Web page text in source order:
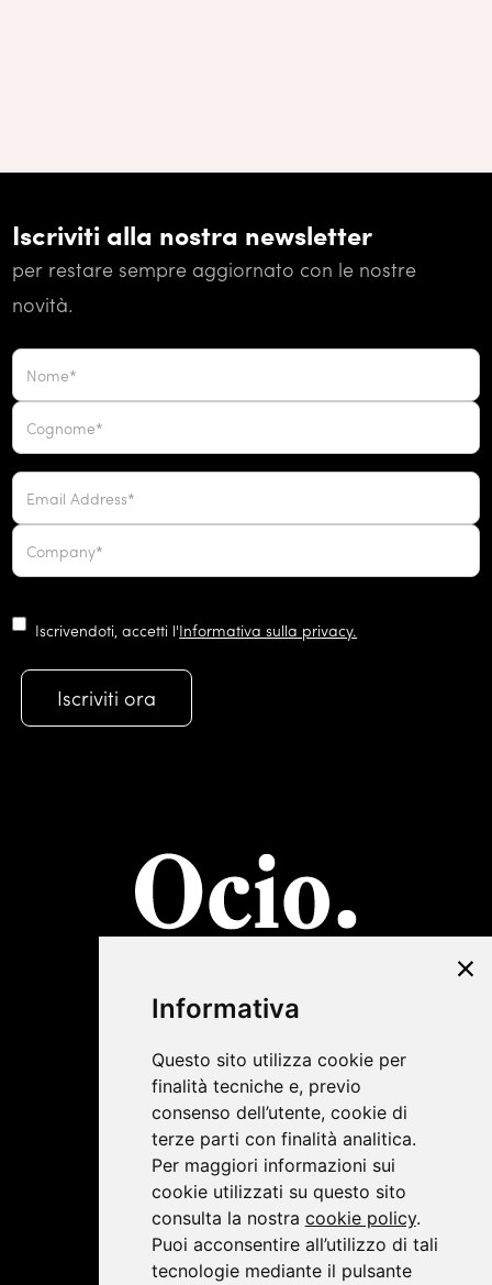
Informativa
Questo sito utilizza cookie per
finalità tecniche e, previo
consenso dell’utente, cookie di
terze parti con finalità analitica.
Per maggiori informazioni sui
cookie utilizzati su questo sito
consulta la nostra cookie policy.
Puoi acconsentire all’utilizzo di tali
tecnologie mediante il pulsante
Iscriviti alla nostra newsletter
per restare sempre aggiornato con le nostre
novità.
Iscrivendoti, accetti l'Informativa sulla privacy.
Privacy Policy | Cookie Policy